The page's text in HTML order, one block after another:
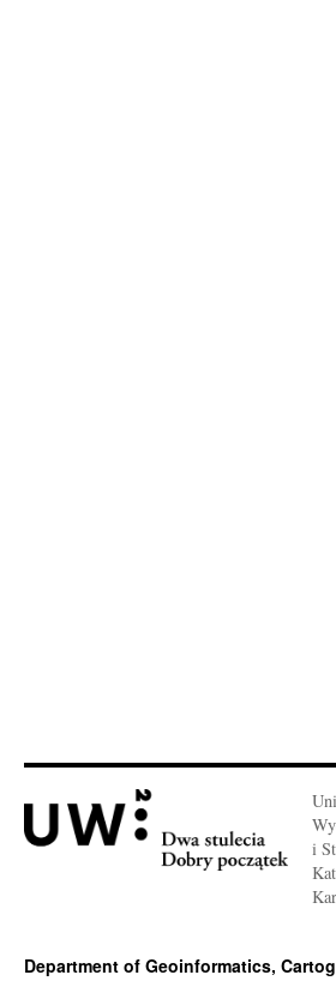
i
Department of Geoinformatics,